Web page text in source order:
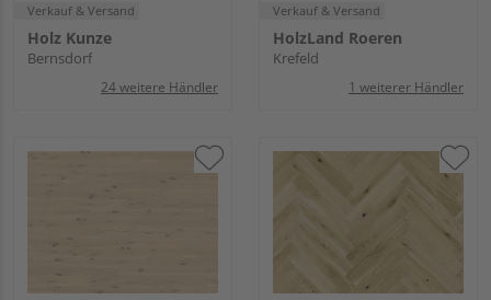
Verkauf & Versand
Holz Kunze
Bernsdorf
24 weitere Händler
Verkauf & Versand
HolzLand Roeren
Krefeld
1 weiterer Händler